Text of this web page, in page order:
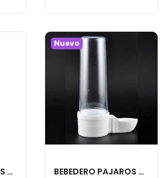
BEBEDERO PAJAROS 400ML CON ANILLA
Nuevo
BEBEDERO PAJAROS PICO PATO 85ML